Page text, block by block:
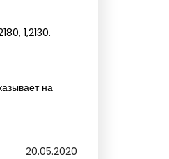
1,2130.
на
20.05.2020